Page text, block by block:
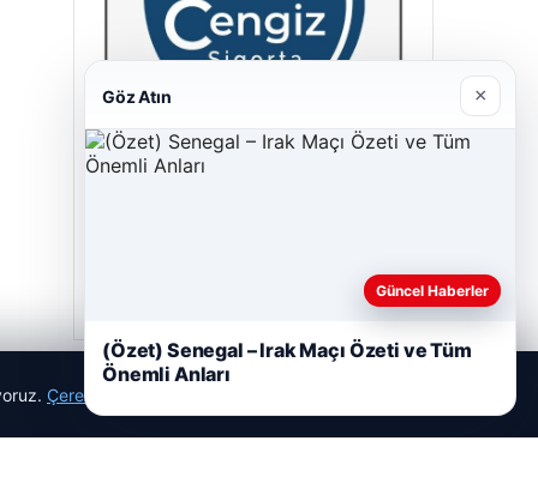
Çerez Politikamız
Göz Atın ×
Güncel Haberler
(Özet) Senegal – Irak Maçı Özeti ve Tüm
Önemli Anları